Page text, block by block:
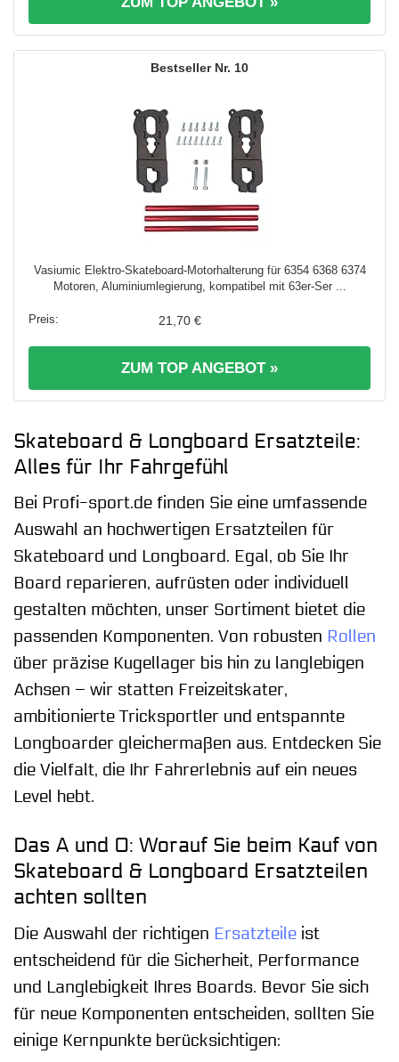
10
Vasiumic Elektro-Skateboard-Motorhalterung für 6354 6368 6374
Motoren, Aluminiumlegierung, kompatibel mit 63er-Ser ...
21,70 €
ZUM TOP ANGEBOT »
Skateboard & Longboard Ersatzteile:
Alles für Ihr Fahrgefühl
Bei Profi-sport.de finden Sie eine umfassende
Auswahl an hochwertigen Ersatzteilen für
Skateboard und Longboard. Egal, ob Sie Ihr
Board reparieren, aufrüsten oder individuell
gestalten möchten, unser Sortiment bietet die
passenden Komponenten. Von robusten Rollen
über präzise Kugellager bis hin zu langlebigen
Achsen – wir statten Freizeitskater,
ambitionierte Tricksportler und entspannte
Longboarder gleichermaßen aus. Entdecken Sie
die Vielfalt, die Ihr Fahrerlebnis auf ein neues
Level hebt.
Das A und O: Worauf Sie beim Kauf von
Skateboard & Longboard Ersatzteilen
achten sollten
Die Auswahl der richtigen Ersatzteile ist
entscheidend für die Sicherheit, Performance
und Langlebigkeit Ihres Boards. Bevor Sie sich
für neue Komponenten entscheiden, sollten Sie
einige Kernpunkte berücksichtigen: